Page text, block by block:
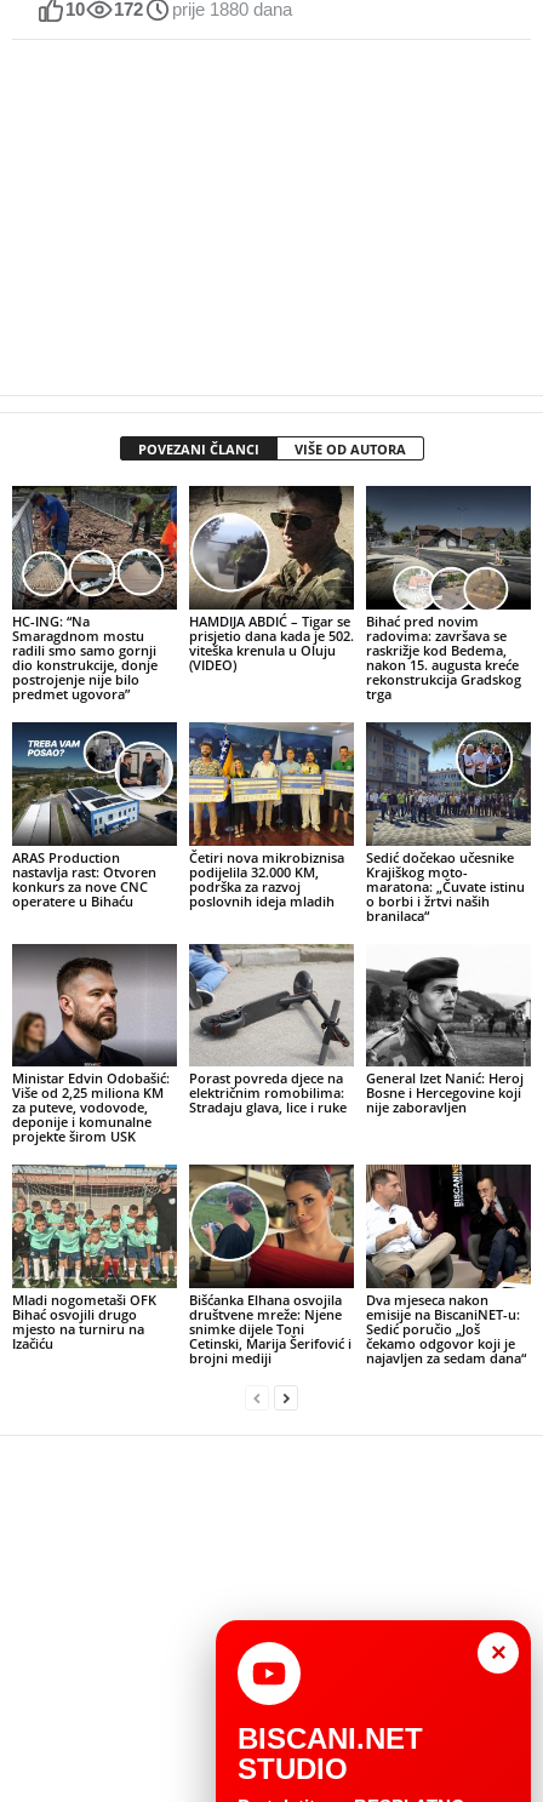
10 172 prije 1880 dana
POVEZANI ČLANCI VIŠE OD AUTORA
HC-ING: “Na
Smaragdnom mostu
radili smo samo gornji
dio konstrukcije, donje
postrojenje nije bilo
predmet ugovora”
HAMDIJA ABDIĆ – Tigar se
prisjetio dana kada je 502.
viteška krenula u Oluju
(VIDEO)
Bihać pred novim
radovima: završava se
raskrižje kod Bedema,
nakon 15. augusta kreće
rekonstrukcija Gradskog
trga
ARAS Production
nastavlja rast: Otvoren
konkurs za nove CNC
operatere u Bihaću
Četiri nova mikrobiznisa
podijelila 32.000 KM,
podrška za razvoj
poslovnih ideja mladih
Sedić dočekao učesnike
Krajiškog moto-
maratona: „Čuvate istinu
o borbi i žrtvi naših
branilaca“
Ministar Edvin Odobašić:
Više od 2,25 miliona KM
za puteve, vodovode,
deponije i komunalne
projekte širom USK
Porast povreda djece na
električnim romobilima:
Stradaju glava, lice i ruke
General Izet Nanić: Heroj
Bosne i Hercegovine koji
nije zaboravljen
Mladi nogometaši OFK
Bihać osvojili drugo
mjesto na turniru na
Izačiću
Bišćanka Elhana osvojila
društvene mreže: Njene
snimke dijele Toni
Cetinski, Marija Šerifović i
brojni mediji
Dva mjeseca nakon
emisije na BiscaniNET-u:
Sedić poručio „Još
čekamo odgovor koji je
najavljen za sedam dana“
×
BISCANI.NET
STUDIO